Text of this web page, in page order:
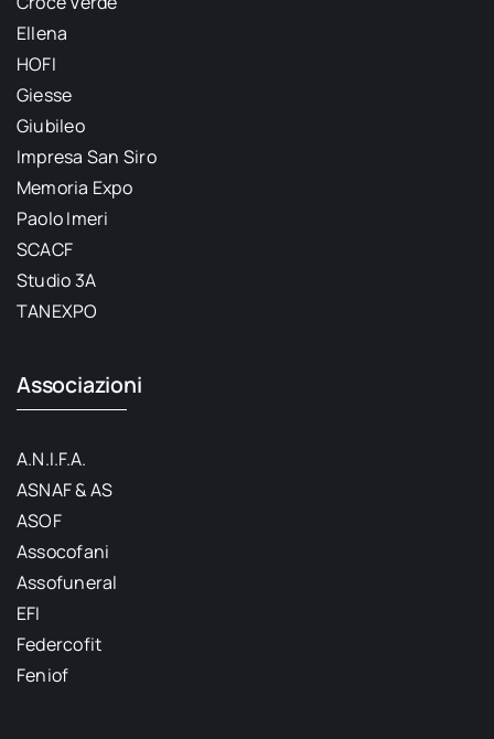
Ellena
HOFI
Giesse
Giubileo
Impresa San Siro
Memoria Expo
Paolo Imeri
SCACF
Studio 3A
TANEXPO
Associazioni
A.N.I.F.A.
ASNAF & AS
ASOF
Assocofani
Assofuneral
EFI
Federcofit
Feniof